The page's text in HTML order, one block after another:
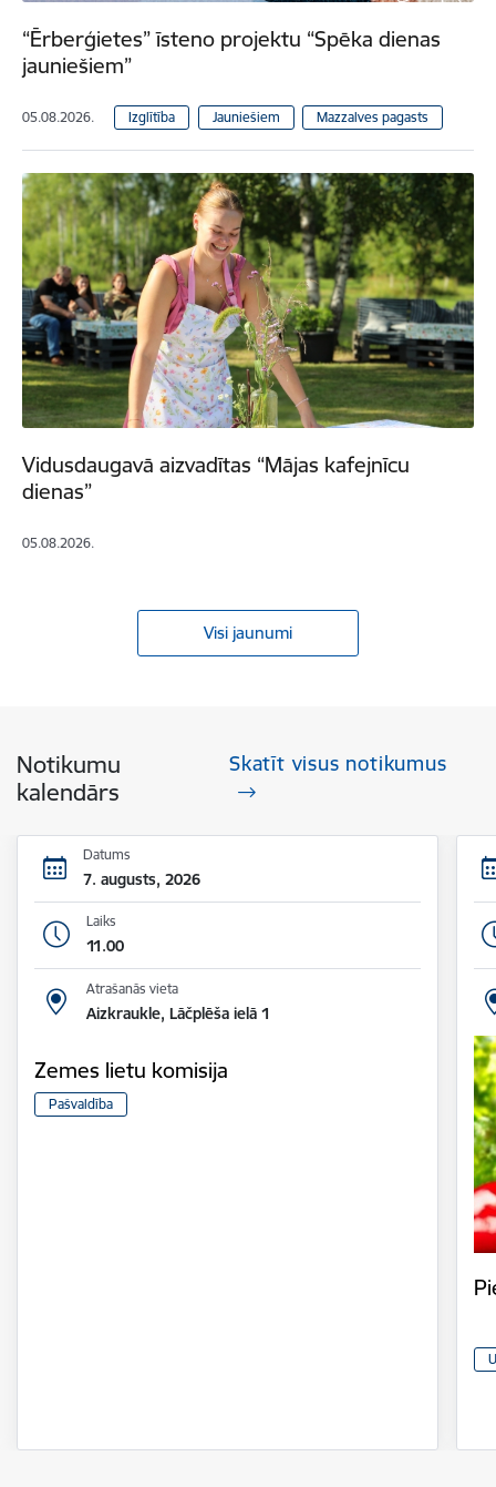
“Ērberģietes” īsteno projektu “Spēka dienas
jauniešiem”
05.08.2026. Izglītība Jauniešiem Mazzalves pagasts
Vidusdaugavā aizvadītas “Mājas kafejnīcu
dienas”
05.08.2026.
Visi jaunumi
Notikumu
kalendārs
Skatīt visus notikumus
Datums
7. augusts, 2026
Laiks
11.00
Atrašanās vieta
Aizkraukle, Lāčplēša ielā 1
Zemes lietu komisija
Pašvaldība